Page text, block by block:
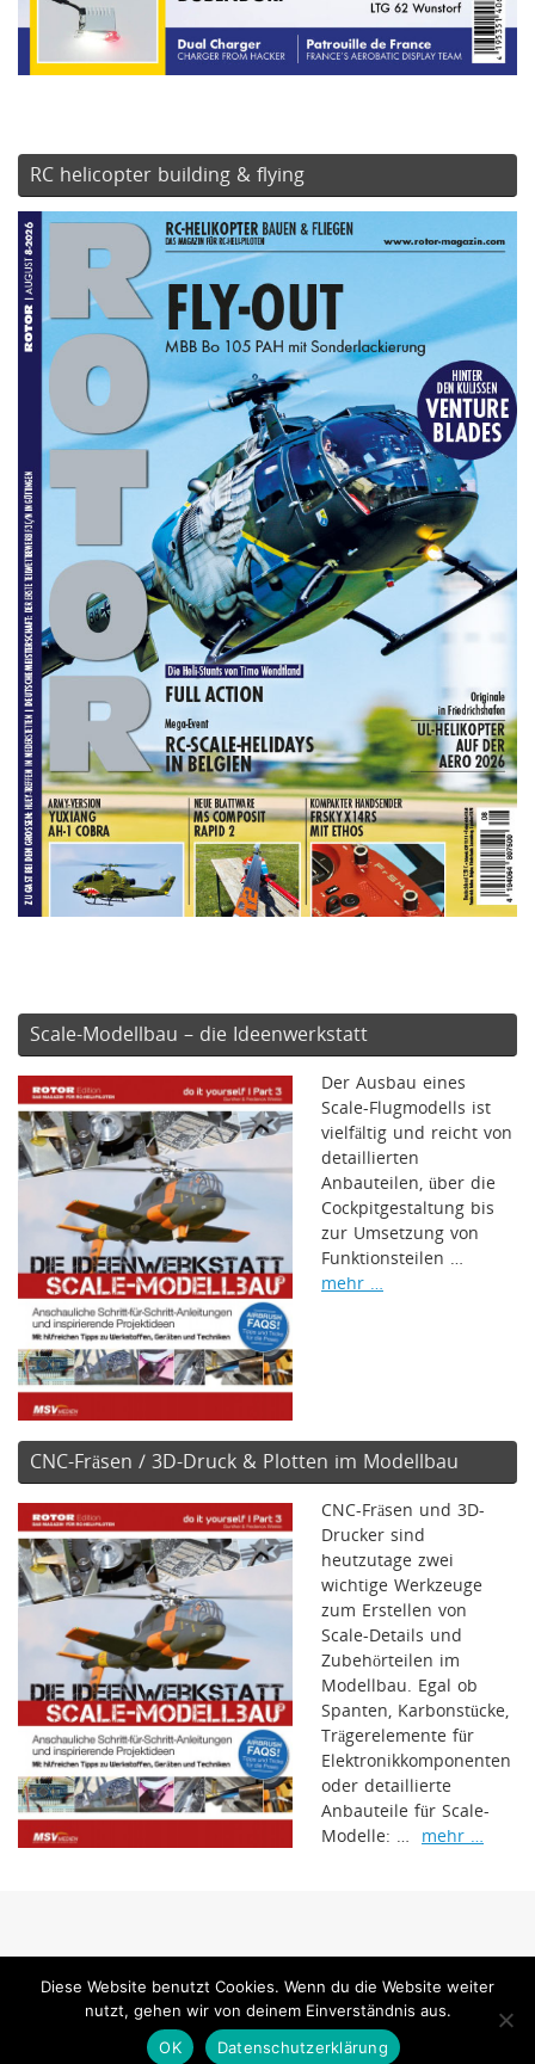
RC helicopter building & flying
Scale-Modellbau – die Ideenwerkstatt
Der Ausbau eines
Scale-Flugmodells ist
vielfältig und reicht von
detaillierten
Anbauteilen, über die
Cockpitgestaltung bis
zur Umsetzung von
Funktionsteilen …
mehr …
CNC-Fräsen / 3D-Druck & Plotten im Modellbau
CNC-Fräsen und 3D-
Drucker sind
heutzutage zwei
wichtige Werkzeuge
zum Erstellen von
Scale-Details und
Zubehörteilen im
Modellbau. Egal ob
Spanten, Karbonstücke,
Trägerelemente für
Elektronikkomponenten
oder detaillierte
Anbauteile für Scale-
Modelle: … mehr …
Baden GmbH
MSV Medien
Präsentiert von Tempera
Diese Website benutzt Cookies. Wenn du die Website weiter
nutzt, gehen wir von deinem Einverständnis aus.
OK
Datenschutzerklärung